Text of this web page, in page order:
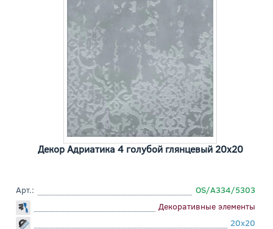
Декор Адриатика 4 голубой глянцевый 20x20
Арт.:
OS/A334/5303
Декоративные элементы
20x20